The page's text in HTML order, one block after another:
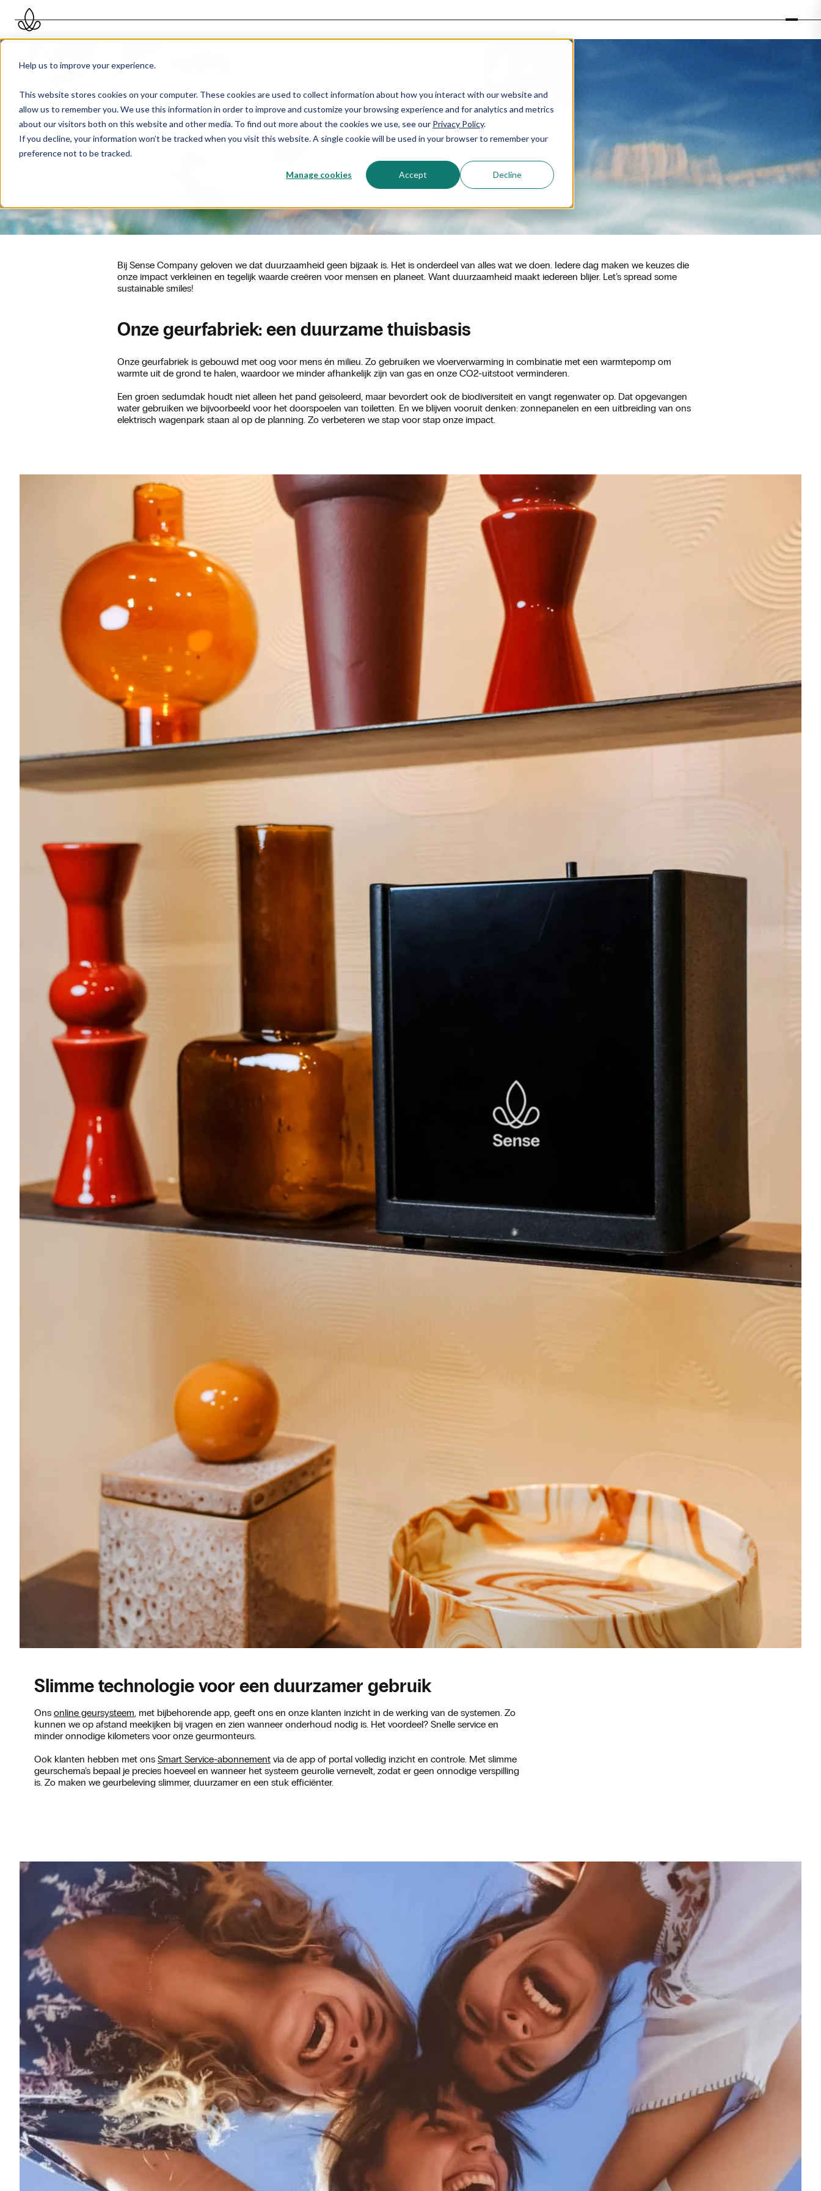
Help us to improve your experience.
This website stores cookies on your computer. These cookies are used to collect information about how you interact with our website and
allow us to remember you. We use this information in order to improve and customize your browsing experience and for analytics and metrics
about our visitors both on this website and other media. To find out more about the cookies we use, see our Privacy Policy.
If you decline, your information won’t be tracked when you visit this website. A single cookie will be used in your browser to remember your
preference not to be tracked.
Manage cookies Accept Decline
Duurzaamheid en MVO
Bij Sense Company geloven we dat duurzaamheid geen bijzaak is. Het is onderdeel van alles wat we doen. Iedere dag maken we keuzes die
onze impact verkleinen en tegelijk waarde creëren voor mensen en planeet. Want duurzaamheid maakt iedereen blijer. Let’s spread some
sustainable smiles!
Onze geurfabriek: een duurzame thuisbasis
Onze geurfabriek is gebouwd met oog voor mens én milieu. Zo gebruiken we vloerverwarming in combinatie met een warmtepomp om
warmte uit de grond te halen, waardoor we minder afhankelijk zijn van gas en onze CO2-uitstoot verminderen.
Een groen sedumdak houdt niet alleen het pand geïsoleerd, maar bevordert ook de biodiversiteit en vangt regenwater op. Dat opgevangen
water gebruiken we bijvoorbeeld voor het doorspoelen van toiletten. En we blijven vooruit denken: zonnepanelen en een uitbreiding van ons
elektrisch wagenpark staan al op de planning. Zo verbeteren we stap voor stap onze impact.
Slimme technologie voor een duurzamer gebruik
Ons online geursysteem, met bijbehorende app, geeft ons en onze klanten inzicht in de werking van de systemen. Zo
kunnen we op afstand meekijken bij vragen en zien wanneer onderhoud nodig is. Het voordeel? Snelle service en
minder onnodige kilometers voor onze geurmonteurs.
Ook klanten hebben met ons Smart Service-abonnement via de app of portal volledig inzicht en controle. Met slimme
geurschema’s bepaal je precies hoeveel en wanneer het systeem geurolie vernevelt, zodat er geen onnodige verspilling
is. Zo maken we geurbeleving slimmer, duurzamer en een stuk efficiënter.